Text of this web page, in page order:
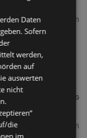
11,99 km
Filialen in der
ENTFERNUNG
0,5 km
Daten
Sofern
werden,
auf
auswerten
nicht
die
im